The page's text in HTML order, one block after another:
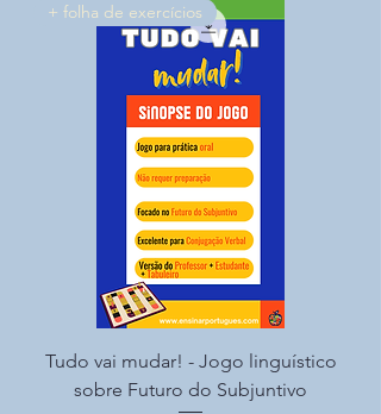
+ folha de exercícios
Tudo vai mudar! - Jogo linguístico
sobre Futuro do Subjuntivo